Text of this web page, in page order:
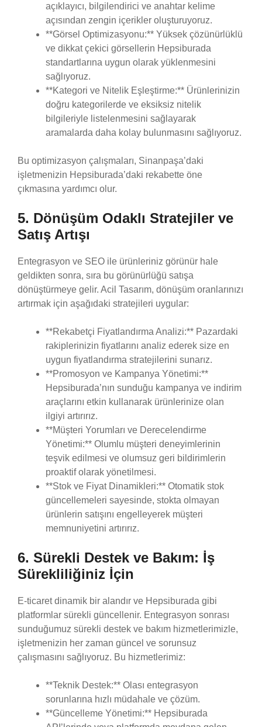
açıklayıcı, bilgilendirici ve anahtar kelime
açısından zengin içerikler oluşturuyoruz.
**Görsel Optimizasyonu:** Yüksek çözünürlüklü
ve dikkat çekici görsellerin Hepsiburada
standartlarına uygun olarak yüklenmesini
sağlıyoruz.
**Kategori ve Nitelik Eşleştirme:** Ürünlerinizin
doğru kategorilerde ve eksiksiz nitelik
bilgileriyle listelenmesini sağlayarak
aramalarda daha kolay bulunmasını sağlıyoruz.
Bu optimizasyon çalışmaları, Sinanpaşa’daki
işletmenizin Hepsiburada’daki rekabette öne
çıkmasına yardımcı olur.
5. Dönüşüm Odaklı Stratejiler ve
Satış Artışı
Entegrasyon ve SEO ile ürünleriniz görünür hale
geldikten sonra, sıra bu görünürlüğü satışa
dönüştürmeye gelir. Acil Tasarım, dönüşüm oranlarınızı
artırmak için aşağıdaki stratejileri uygular:
**Rekabetçi Fiyatlandırma Analizi:** Pazardaki
rakiplerinizin fiyatlarını analiz ederek size en
uygun fiyatlandırma stratejilerini sunarız.
**Promosyon ve Kampanya Yönetimi:**
Hepsiburada’nın sunduğu kampanya ve indirim
araçlarını etkin kullanarak ürünlerinize olan
ilgiyi artırırız.
**Müşteri Yorumları ve Derecelendirme
Yönetimi:** Olumlu müşteri deneyimlerinin
teşvik edilmesi ve olumsuz geri bildirimlerin
proaktif olarak yönetilmesi.
**Stok ve Fiyat Dinamikleri:** Otomatik stok
güncellemeleri sayesinde, stokta olmayan
ürünlerin satışını engelleyerek müşteri
memnuniyetini artırırız.
6. Sürekli Destek ve Bakım: İş
Sürekliliğiniz İçin
E-ticaret dinamik bir alandır ve Hepsiburada gibi
platformlar sürekli güncellenir. Entegrasyon sonrası
sunduğumuz sürekli destek ve bakım hizmetlerimizle,
işletmenizin her zaman güncel ve sorunsuz
çalışmasını sağlıyoruz. Bu hizmetlerimiz:
**Teknik Destek:** Olası entegrasyon
sorunlarına hızlı müdahale ve çözüm.
**Güncelleme Yönetimi:** Hepsiburada